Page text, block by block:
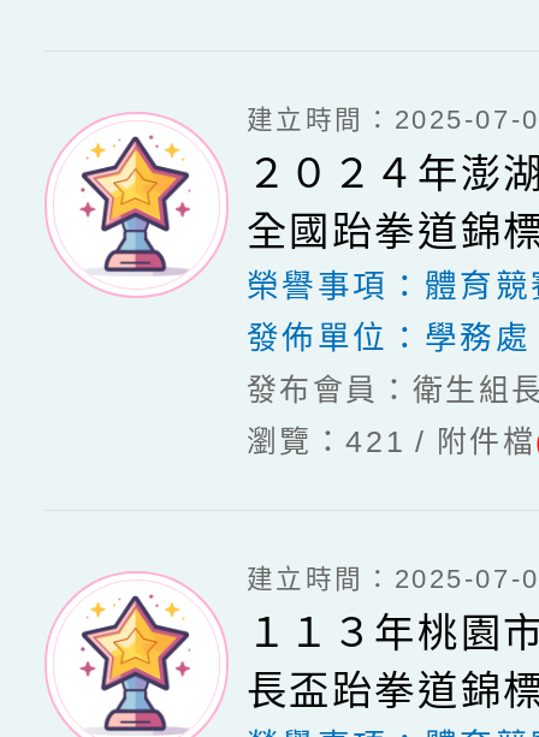
建立時間：2025-07-
２０２４年澎
全國跆拳道錦
榮譽事項： 體育競
發佈單位： 學務處
發布會員：衛生組
瀏覽：421
附件檔
建立時間：2025-07-
１１３年桃園
長盃跆拳道錦